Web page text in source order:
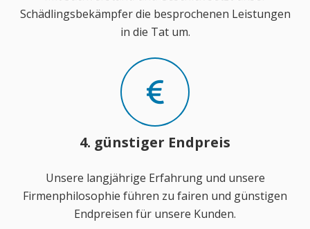
Schädlingsbekämpfer die besprochenen Leistungen
in die Tat um.
4. günstiger Endpreis
Unsere langjährige Erfahrung und unsere
Firmenphilosophie führen zu fairen und günstigen
Endpreisen für unsere Kunden.